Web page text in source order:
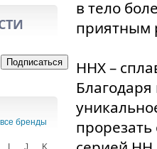
Подписаться
бренды
J
K
в тело
приятным
HHX –